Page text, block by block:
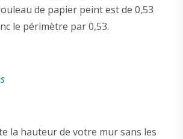
de papier peint est de 0,53
le périmètre par 0,53.
la hauteur de votre mur sans les